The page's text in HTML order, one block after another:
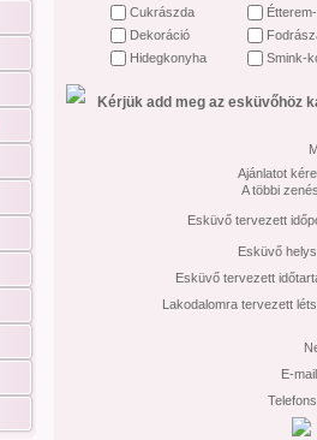
Cukrászda
Dekoráció
Hidegkonyha
Smink-
Kérjük add meg az esküvőhöz
Ajánlatot
A többi
Esküvő tervezett
Esküvő
Esküvő tervezett
Lakodalomra tervezett
E-